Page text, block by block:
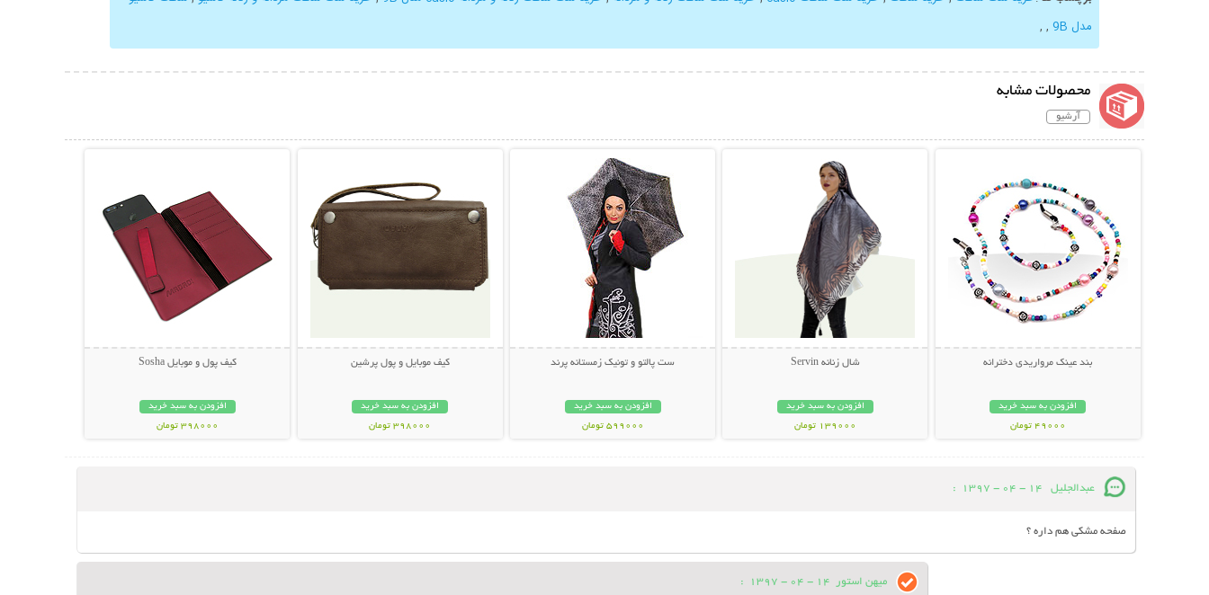
مدل 9B
,
,
محصولات مشابه
آرشیو
بند عینک مرواریدی دخترانه
افزودن به سبد خرید
49000 تومان
شال زنانه Servin
افزودن به سبد خرید
139000 تومان
ست پالتو و تونیک زمستانه پرند
افزودن به سبد خرید
599000 تومان
کیف موبایل و پول پرشین
افزودن به سبد خرید
398000 تومان
کیف پول و موبایل Sosha
افزودن به سبد خرید
398000 تومان
عبدالجلیل 14 - 04 - 1397
:
صفحه مشکی هم داره ؟
میهن استور 14 - 04 - 1397
: